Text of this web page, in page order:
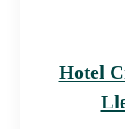
Hotel